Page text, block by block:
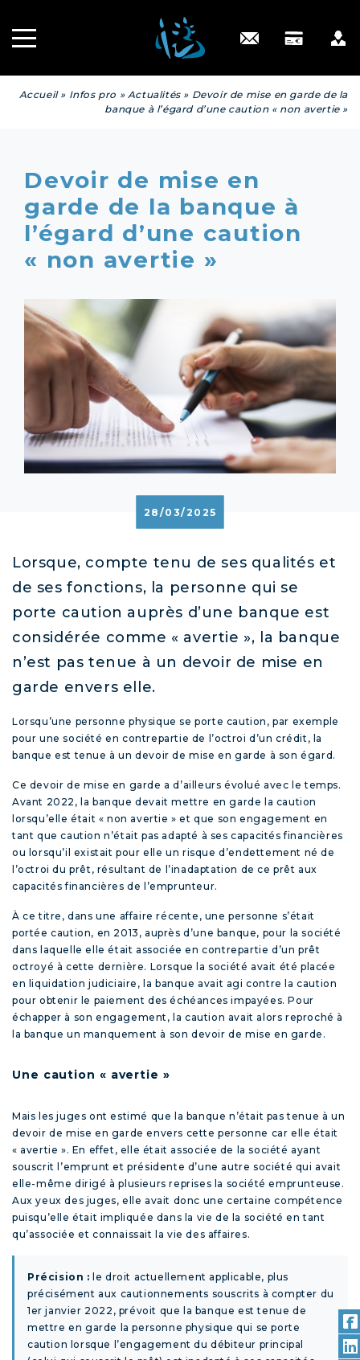
Engagé RSE
Contact
Accueil» Infos pro » Actualités» Devoir de mise en garde de la
banque à l’égard d’une caution « non avertie »
Devoir de mise en
garde de la banque à
l’égard d’une caution
« non avertie »
28/03/2025
Lorsque, compte tenu de ses qualités et
de ses fonctions, la personne qui se
porte caution auprès d’une banque est
considérée comme « avertie », la banque
n’est pas tenue à un devoir de mise en
garde envers elle.
Lorsqu’une personne physique se porte caution, par exemple
pour une société en contrepartie de l’octroi d’un crédit, la
banque est tenue à un devoir de mise en garde à son égard.
Ce devoir de mise en garde a d’ailleurs évolué avec le temps.
Avant 2022, la banque devait mettre en garde la caution
lorsqu’elle était « non avertie » et que son engagement en
tant que caution n’était pas adapté à ses capacités financières
ou lorsqu’il existait pour elle un risque d’endettement né de
l’octroi du prêt, résultant de l’inadaptation de ce prêt aux
capacités financières de l’emprunteur.
À ce titre, dans une affaire récente, une personne s’était
portée caution, en 2013, auprès d’une banque, pour la société
dans laquelle elle était associée en contrepartie d’un prêt
octroyé à cette dernière. Lorsque la société avait été placée
en liquidation judiciaire, la banque avait agi contre la caution
pour obtenir le paiement des échéances impayées. Pour
échapper à son engagement, la caution avait alors reproché à
la banque un manquement à son devoir de mise en garde.
Une caution « avertie »
Mais les juges ont estimé que la banque n’était pas tenue à un
devoir de mise en garde envers cette personne car elle était
« avertie ». En effet, elle était associée de la société ayant
souscrit l’emprunt et présidente d’une autre société qui avait
elle-même dirigé à plusieurs reprises la société emprunteuse.
Aux yeux des juges, elle avait donc une certaine compétence
puisqu’elle était impliquée dans la vie de la société en tant
qu’associée et connaissait la vie des affaires.
Précision : le droit actuellement applicable, plus
précisément aux cautionnements souscrits à compter du
1er janvier 2022, prévoit que la banque est tenue de
mettre en garde la personne physique qui se porte
caution lorsque l’engagement du débiteur principal